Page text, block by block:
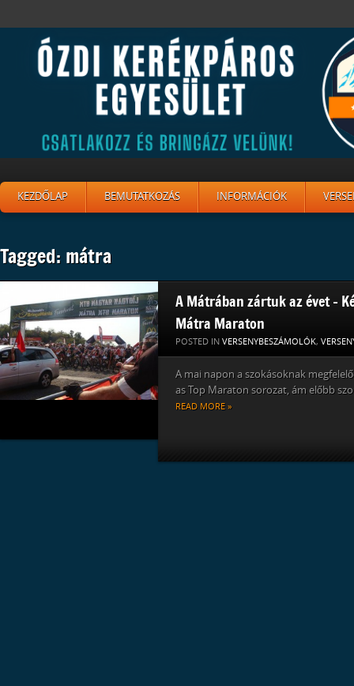
KEZDŐLAP BEMUTATKOZÁS INFORMÁCIÓK
Tagged: mátra
A Mátrában zártuk az évet –
Mátra Maraton
POSTED IN VERSENYBESZÁMOLÓK,
A mai napon a szokásoknak
as Top Maraton sorozat, ám előbb
READ MORE »